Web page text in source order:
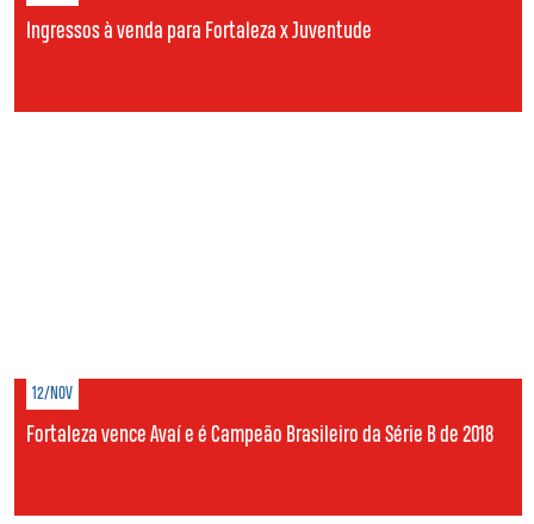
Ingressos à venda para Fortaleza x Juventude
12/NOV
Fortaleza vence Avaí e é Campeão Brasileiro da Série B de 2018